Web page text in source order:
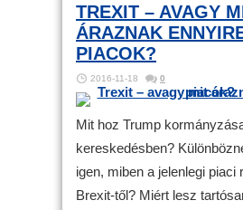
TREXIT – AVAGY
ÁRAZNAK
PIACOK?
2016-11-18 0
Mit hoz Trump
kereskedésben?
igen, miben a jelenlegi piaci
Brexit-től? Miért lesz